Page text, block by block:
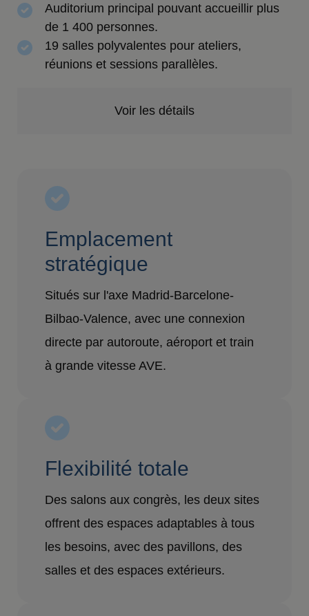
Auditorium principal pouvant accueillir plus
de 1 400 personnes.
19 salles polyvalentes pour ateliers,
réunions et sessions parallèles.
Voir les détails
Emplacement
stratégique
Situés sur l'axe Madrid-Barcelone-
Bilbao-Valence, avec une connexion
directe par autoroute, aéroport et train
à grande vitesse AVE.
Flexibilité totale
Des salons aux congrès, les deux sites
offrent des espaces adaptables à tous
les besoins, avec des pavillons, des
salles et des espaces extérieurs.